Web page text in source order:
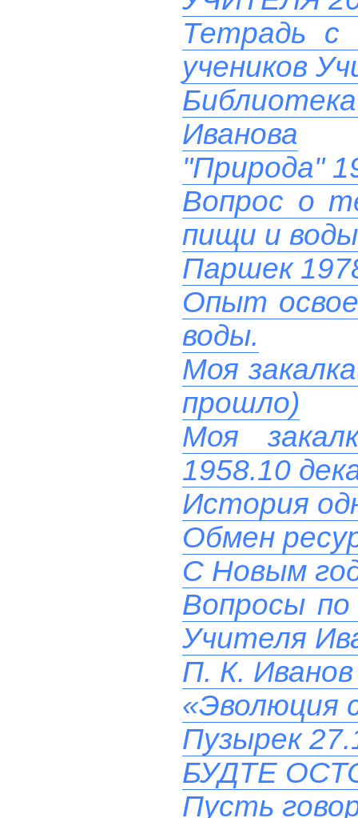
Тетрадь с
учеников
Иванова
"Природа"
Вопрос о
пищи и воды
Паршек
Опыт
воды.
Моя
прошло)
Моя
1958.10
История
Обмен
C Новым
Вопросы по
Учителя
П. К.
«Эволюция
Пузырек
БУДТЕ
Пусть